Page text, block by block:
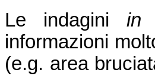
Le indagini in
informazioni
(e.g. area